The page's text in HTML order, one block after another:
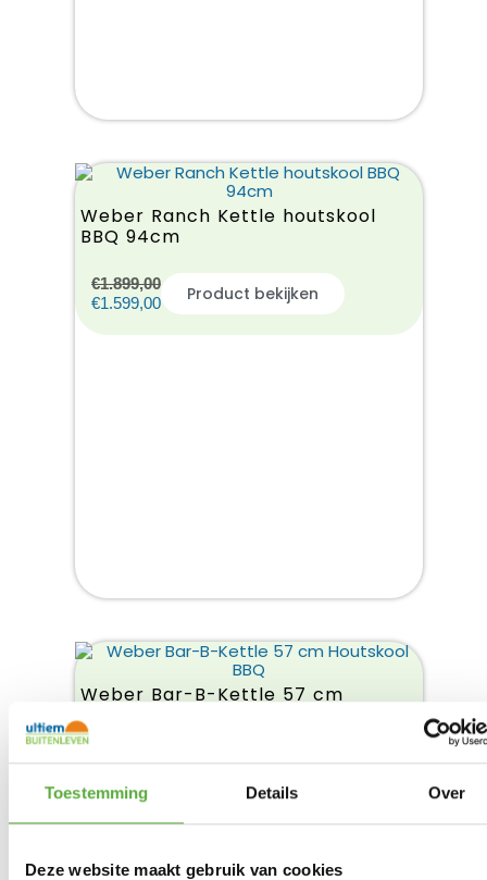
Toestemming Details Over
Deze website maakt gebruik van cookies
Weber Ranch Kettle houtskool
BBQ 94cm
€1.899,00
€1.599,00 Product bekijken
Weber Bar-B-Kettle 57 cm
Houtskool BBQ
€199,00